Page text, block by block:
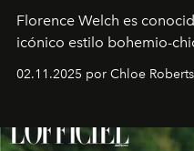
Florence Welch es
icónico estilo bohemio-
02.11.2025 por Chloe